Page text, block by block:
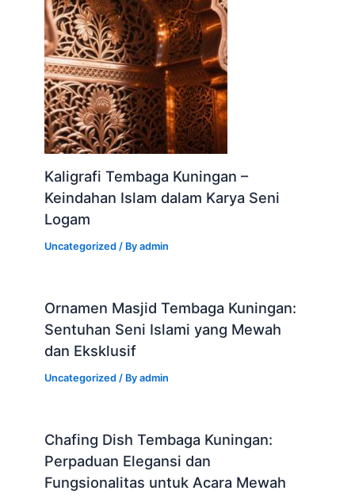
Kaligrafi Tembaga Kuningan –
Keindahan Islam dalam Karya Seni
Logam
Uncategorized / Byadmin
Ornamen Masjid Tembaga Kuningan:
Sentuhan Seni Islami yang Mewah
dan Eksklusif
Uncategorized / Byadmin
Chafing Dish Tembaga Kuningan:
Perpaduan Elegansi dan
Fungsionalitas untuk Acara Mewah